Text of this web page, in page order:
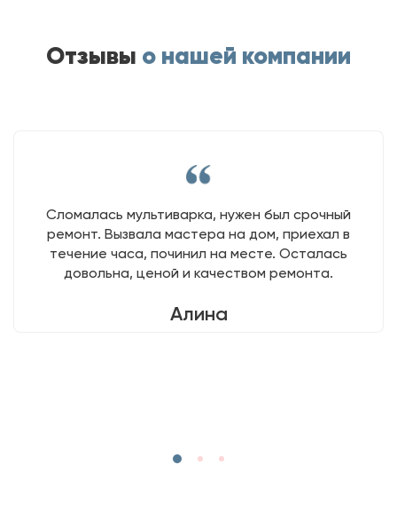
Отзывы о нашей компании
Сломалась мультиварка, нужен был срочный
ремонт. Вызвала мастера на дом, приехал в
течение часа, починил на месте. Осталась
довольна, ценой и качеством ремонта.
Алина